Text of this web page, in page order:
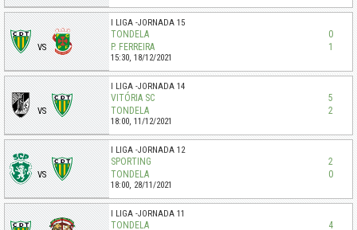
VS
I LIGA JORNADA 15
TONDELA
0
P. FERREIRA
1
15:30, 18/12/2021
VS
I LIGA JORNADA 14
VITÓRIA SC
5
TONDELA
2
18:00, 11/12/2021
VS
I LIGA JORNADA 12
SPORTING
2
TONDELA
0
18:00, 28/11/2021
I LIGA JORNADA 11
TONDELA
4